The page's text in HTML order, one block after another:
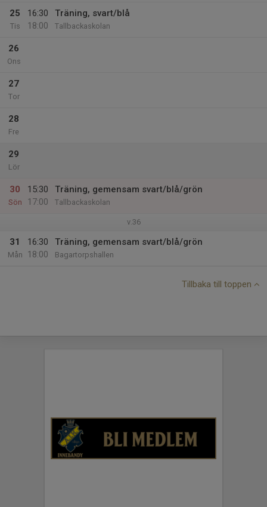
25
Tis
16:30
18:00
Träning, svart/blå
Tallbackaskolan
26
Ons
27
Tor
28
Fre
29
Lör
30
Sön
15:30
17:00
Träning, gemensam svart/blå/grön
Tallbackaskolan
v.36
31
Mån
16:30
18:00
Träning, gemensam svart/blå/grön
Bagartorpshallen
Tillbaka till toppen